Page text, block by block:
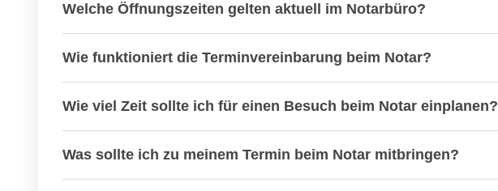
Welche Öffnungszeiten gelten aktuell im Notarbüro?
Wie funktioniert die Terminvereinbarung beim Notar?
Wie viel Zeit sollte ich für einen Besuch beim Notar einplanen?
Was sollte ich zu meinem Termin beim Notar mitbringen?